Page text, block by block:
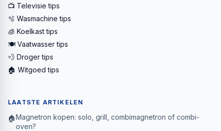
📺 Televisie tips
🫧 Wasmachine tips
🧊 Koelkast tips
🍽️ Vaatwasser tips
💨 Droger tips
🏠 Witgoed tips
LAATSTE ARTIKELEN
🏠Magnetron kopen: solo, grill, combimagnetron of combi-
oven?